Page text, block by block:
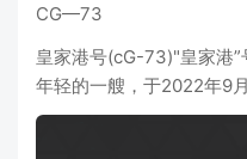
CG—73
皇家港号(cG-73)"皇家港”
年轻的一艘，于2022年9